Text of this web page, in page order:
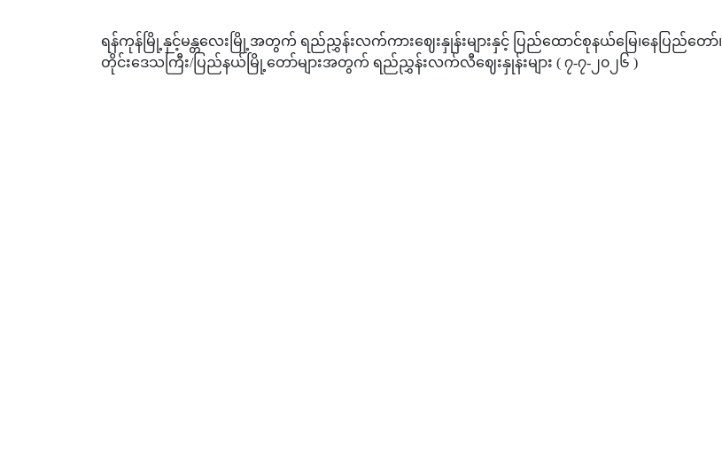
ရန်ကုန်မြို့နှင့်မန္တလေးမြို့အတွက် ရည်ညွှန်းလက်ကားဈေးနှုန်းများနှင့် ပြည်ထောင်စုနယ်မြေ၊နေပြည်တော်၊
တိုင်းဒေသကြီး/ပြည်နယ်မြို့တော်များအတွက် ရည်ညွှန်းလက်လီဈေးနှုန်းများ ( ၇-၇-၂၀၂၆ )